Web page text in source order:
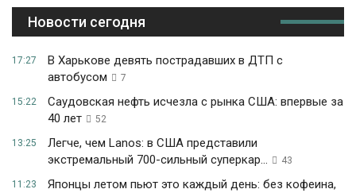
Новости сегодня
17:27
В Харькове девять пострадавших в ДТП с
автобусом
7
15:22
Саудовская нефть исчезла с рынка США: впервые за
40 лет
52
13:25
Легче, чем Lanos: в США представили
экстремальный 700-сильный суперкар...
43
11:23
Японцы летом пьют это каждый день: без кофеина,